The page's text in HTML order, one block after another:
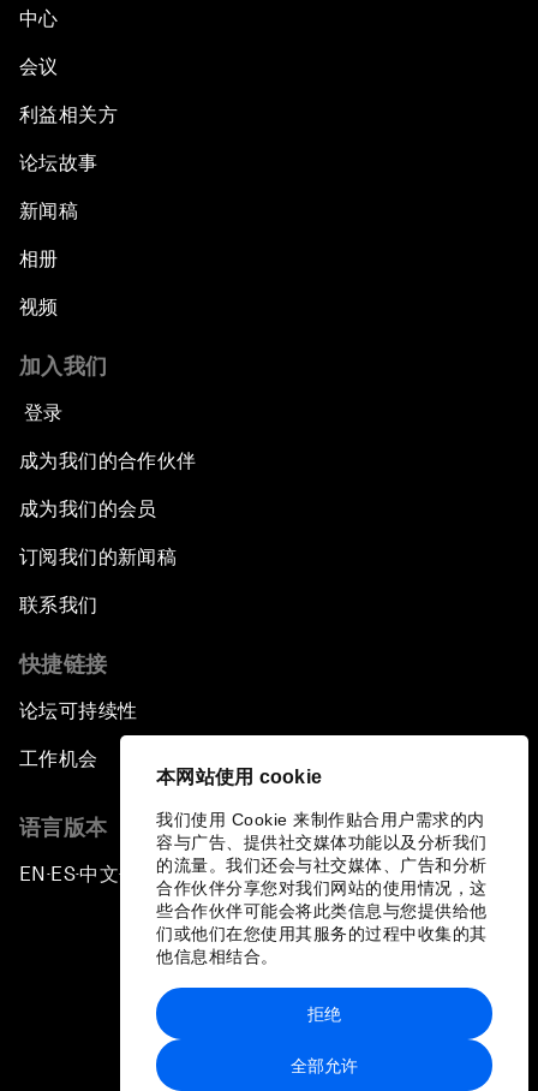
本网站使用 cookie
我们使用 Cookie 来制作贴合用户需求的内
容与广告、提供社交媒体功能以及分析我们
的流量。我们还会与社交媒体、广告和分析
合作伙伴分享您对我们网站的使用情况，这
些合作伙伴可能会将此类信息与您提供给他
们或他们在您使用其服务的过程中收集的其
他信息相结合。
全部允许
拒绝
中心
会议
利益相关方
论坛故事
新闻稿
相册
视频
加入我们
登录
成为我们的合作伙伴
成为我们的会员
订阅我们的新闻稿
联系我们
快捷链接
论坛可持续性
工作机会
语言版本
EN ▪ES▪中文▪ 日本語
站点地图